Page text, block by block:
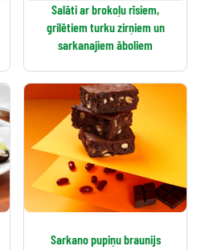
Salāti ar brokoļu rīsiem,
grilētiem turku zirņiem un
sarkanajiem āboliem
Sarkano pupiņu braunijs